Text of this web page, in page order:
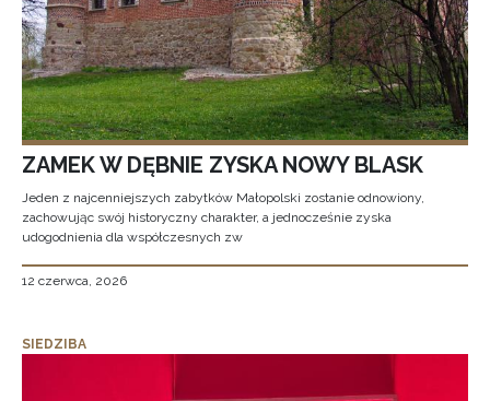
ZAMEK W DĘBNIE ZYSKA NOWY BLASK
Jeden z najcenniejszych zabytków Małopolski zostanie odnowiony,
zachowując swój historyczny charakter, a jednocześnie zyska
udogodnienia dla współczesnych zw
12 czerwca, 2026
SIEDZIBA